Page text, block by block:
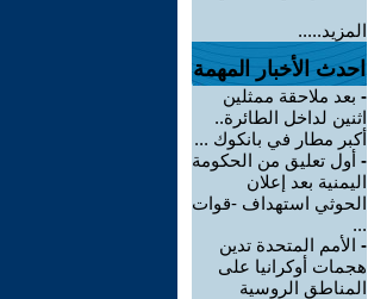
المزيد.....
احدث الأخبار المهمة
- بعد ملاحقة ممثلين
اثنين لداخل الطائرة..
أكبر مطار في بانكوك ...
- أول تعليق من الحكومة
اليمنية بعد إعلان
الحوثي استهداف -قوات
...
- الأمم المتحدة تدين
هجمات أوكرانيا على
المناطق الروسية